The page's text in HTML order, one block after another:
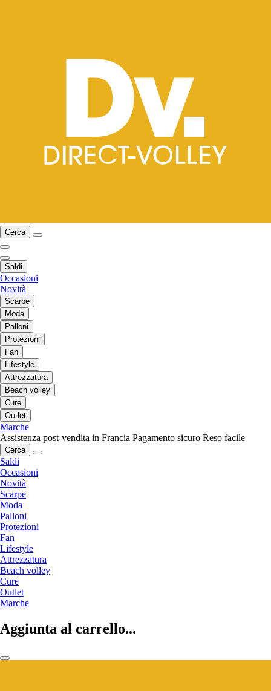
Cerca
Saldi
Occasioni
Novità
Scarpe
Moda
Palloni
Protezioni
Fan
Lifestyle
Attrezzatura
Beach volley
Cure
Outlet
Marche
Assistenza post-vendita in Francia Pagamento sicuro Reso facile
Cerca
Saldi
Occasioni
Novità
Scarpe
Moda
Palloni
Protezioni
Fan
Lifestyle
Attrezzatura
Beach volley
Cure
Outlet
Marche
Aggiunta al carrello...